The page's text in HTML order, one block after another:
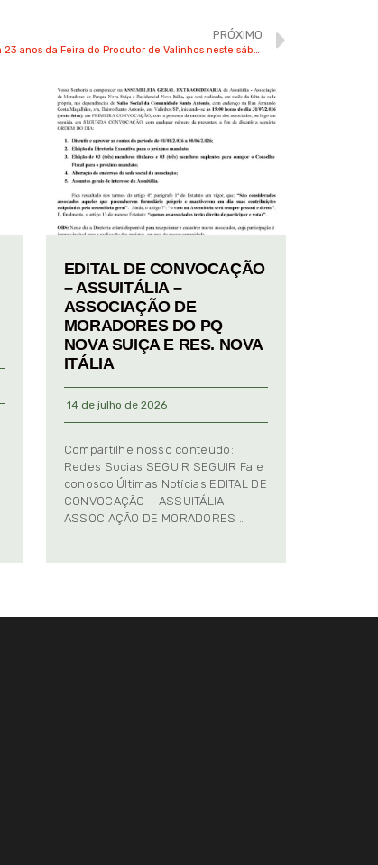
PRÓXIMO
Café com dueto de violino e violão comemora 23 anos da Feira do Produtor de Valinhos neste sábado
EDITAL DE CONVOCAÇÃO
– ASSUITÁLIA –
ASSOCIAÇÃO DE
MORADORES DO PQ
NOVA SUIÇA E RES. NOVA
ITÁLIA
14 de julho de 2026
Compartilhe nosso conteúdo:
Redes Socias SEGUIR SEGUIR Fale
conosco Últimas Notícias EDITAL DE
CONVOCAÇÃO – ASSUITÁLIA –
ASSOCIAÇÃO DE MORADORES …